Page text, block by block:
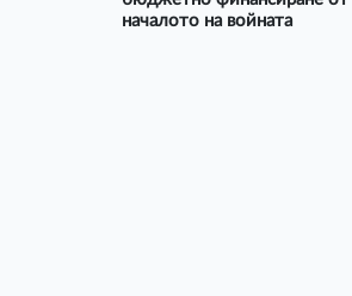
началото на войната